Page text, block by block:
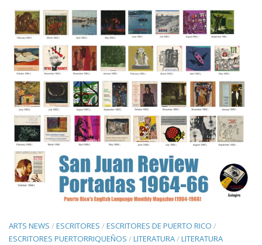
ARTS NEWS /ESCRITORES /ESCRITORES DE PUERTO RICO /
ESCRITORES PUERTORRIQUEÑOS /LITERATURA/LITERATURA